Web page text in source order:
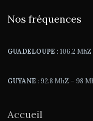
Nos fréquences
GUADELOUPE : 106.2
GUYANE : 92.8 MhZ – 98
Accueil